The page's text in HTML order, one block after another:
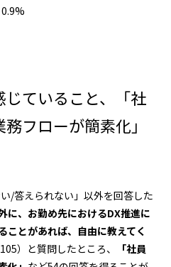
じていること、「社
フローが簡素化」
/答えられない」以外を回答した
に、お勤め先におけるDX推進に
ことがあれば、自由に教えてく
）と質問したところ、
「社員